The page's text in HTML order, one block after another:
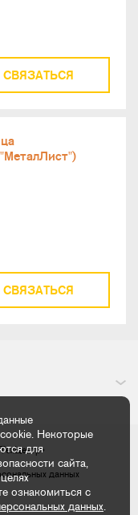
СВЯЗАТЬСЯ
СВЯЗАТЬСЯ
данных
Некоторые
для
сайта,
ознакомиться с
данных.